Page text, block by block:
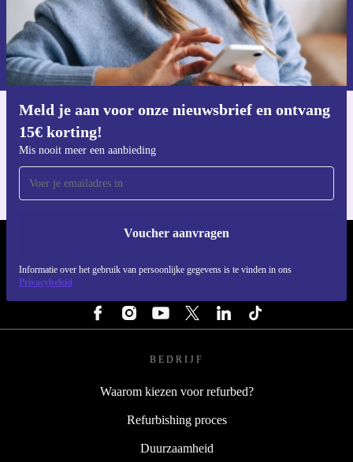
Meld je aan voor onze nieuwsbrief en ontvang
15€ korting!
Mis nooit meer een aanbieding
Voucher aanvragen
Informatie over het gebruik van persoonlijke gegevens is te vinden in ons
Privacybeleid
Voucher aanvragen
Informatie over het gebruik van persoonsgegevens vind je in ons
privacybeleid.
BEDRIJF
Waarom kiezen voor refurbed?
Refurbishing proces
Duurzaamheid